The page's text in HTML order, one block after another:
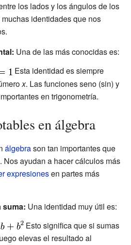
los lados y los ángulos de los
identidades que nos
Una de las más conocidas es:
Esta identidad es siempre
x. Las funciones seno (sin) y
en trigonometría.
en álgebra
álgebrason tan importantes que
ayudan a hacer cálculos más
expresionesen partes más
suma: Una identidad muy útil es:
Esto significa que si sumas
elevas el resultado al